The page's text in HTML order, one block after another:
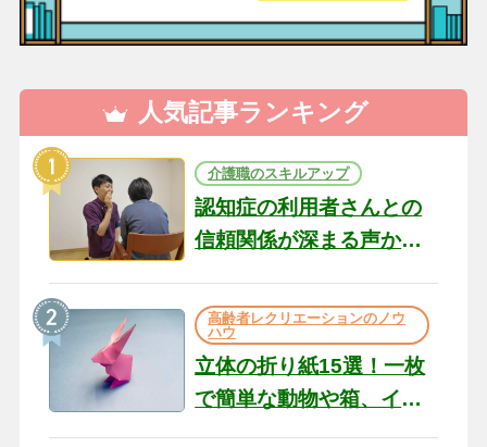
人気記事ランキング
介護職のスキルアップ
認知症の利用者さんとの
信頼関係が深まる声かけ
の現場から（22）
高齢者レクリエーションのノウ
ハウ
立体の折り紙15選！一枚
で簡単な動物や箱、イン